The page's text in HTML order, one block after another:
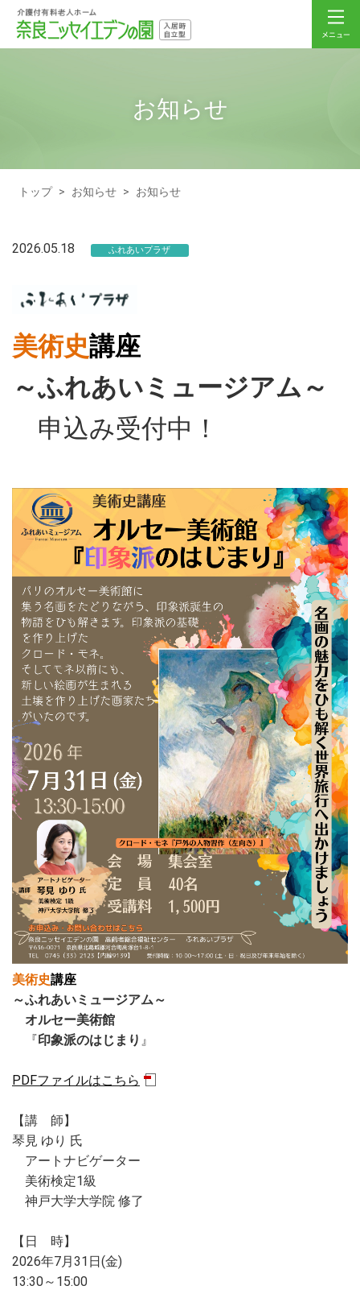
お知らせ
トップ > お知らせ > お知らせ
2026.05.18 ふれあいプラザ
美術史講座
～ふれあいミュージアム～
申込み受付中！
美術史講座
～ふれあいミュージアム～
オルセー美術館
『印象派のはじまり 』
PDFファイルはこちら
【講 師】
琴見 ゆり 氏
アートナビゲーター
美術検定1級
神戸大学大学院 修了
【日 時】
2026年7月31日(金)
13:30～15:00